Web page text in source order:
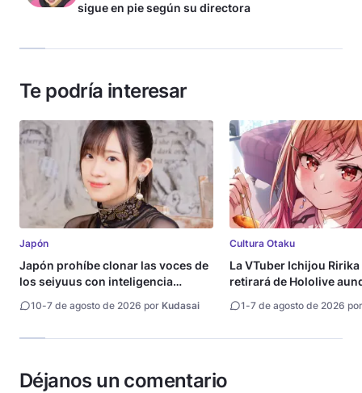
sigue en pie según su directora
Te podría interesar
Japón
Japón prohíbe clonar las voces de
los seiyuus con inteligencia
10-7 de agosto de 2026 por Kudasai
Cultura Otaku
La VTuber Ichijou Ririka
retirará de Hololive
1-7 de agosto de 2026
Déjanos un comentario